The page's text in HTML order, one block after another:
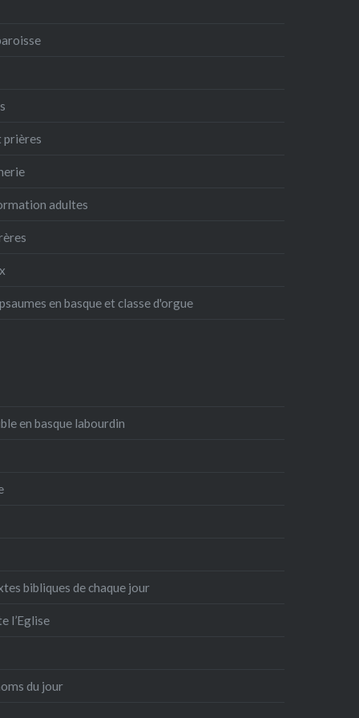
prières
adultes
en basque et classe d'orgue
en basque labourdin
bibliques de chaque jour
l’Eglise
du jour